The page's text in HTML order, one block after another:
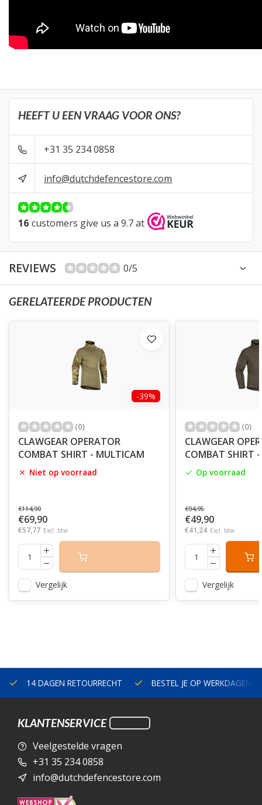
HEEFT U EEN VRAAG VOOR ONS?
+31 35 234 0858
info@dutchdefencestore.com
16 customers give us a 9.7 at
REVIEWS 0/5
GERELATEERDE PRODUCTEN
-39%
(0)
CLAWGEAR OPERATOR
COMBAT SHIRT - MULTICAM
Niet op voorraad
€114,90
€69,90
€57,77 Excl. btw
Vergelijk
(0)
CLAWGEAR
COMBAT SHIRT -
Op voorraad
€94,95
€49,90
€41,24 Excl. btw
Vergelijk
14 DAGEN RETOURRECHT BESTEL JE OP WERKDAGEN
KLANTENSERVICE
Veelgestelde vragen
+31 35 234 0858
info@dutchdefencestore.com